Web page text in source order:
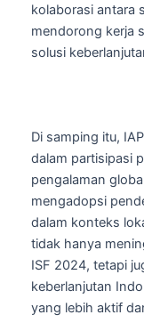
kolaborasi antara
mendorong kerja
solusi
Di samping itu,
dalam partisipasi
pengalaman
mengadopsi
dalam konteks
tidak hanya
ISF 2024, tetapi
keberlanjutan
yang lebih aktif